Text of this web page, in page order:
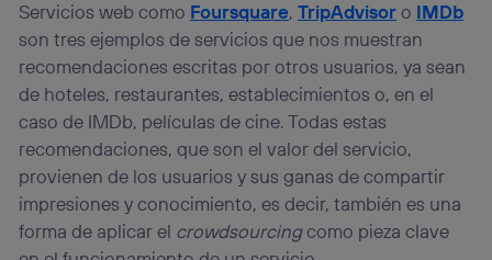
Servicios web como Foursquare,TripAdvisoro IMDb
son tres ejemplos de servicios que nos muestran
recomendaciones escritas por otros usuarios, ya sean
de hoteles, restaurantes, establecimientos o, en el
caso de IMDb, películas de cine. Todas estas
recomendaciones, que son el valor del servicio,
provienen de los usuarios y sus ganas de compartir
impresiones y conocimiento, es decir, también es una
forma de aplicar el crowdsourcingcomo pieza clave